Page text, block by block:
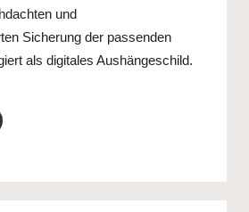
und
Sicherung der passenden
als digitales Aushängeschild.